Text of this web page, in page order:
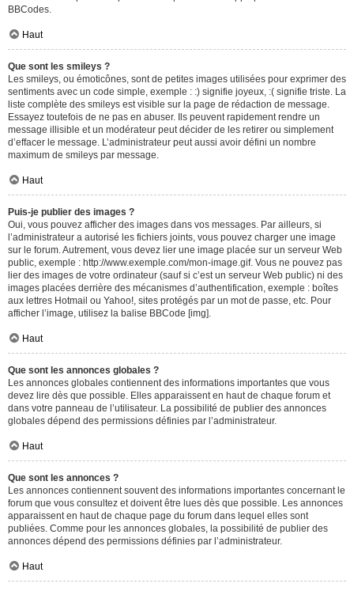
BBCodes.
Haut
Que sont les smileys ?
Les smileys, ou émoticônes, sont de petites images utilisées pour exprimer des
sentiments avec un code simple, exemple : :) signifie joyeux, :( signifie triste. La
liste complète des smileys est visible sur la page de rédaction de message.
Essayez toutefois de ne pas en abuser. Ils peuvent rapidement rendre un
message illisible et un modérateur peut décider de les retirer ou simplement
d’effacer le message. L’administrateur peut aussi avoir défini un nombre
maximum de smileys par message.
Haut
Puis-je publier des images ?
Oui, vous pouvez afficher des images dans vos messages. Par ailleurs, si
l’administrateur a autorisé les fichiers joints, vous pouvez charger une image
sur le forum. Autrement, vous devez lier une image placée sur un serveur Web
public, exemple : http://www.exemple.com/mon-image.gif. Vous ne pouvez pas
lier des images de votre ordinateur (sauf si c’est un serveur Web public) ni des
images placées derrière des mécanismes d’authentification, exemple : boîtes
aux lettres Hotmail ou Yahoo!, sites protégés par un mot de passe, etc. Pour
afficher l’image, utilisez la balise BBCode [img].
Haut
Que sont les annonces globales ?
Les annonces globales contiennent des informations importantes que vous
devez lire dès que possible. Elles apparaissent en haut de chaque forum et
dans votre panneau de l’utilisateur. La possibilité de publier des annonces
globales dépend des permissions définies par l’administrateur.
Haut
Que sont les annonces ?
Les annonces contiennent souvent des informations importantes concernant le
forum que vous consultez et doivent être lues dès que possible. Les annonces
apparaissent en haut de chaque page du forum dans lequel elles sont
publiées. Comme pour les annonces globales, la possibilité de publier des
annonces dépend des permissions définies par l’administrateur.
Haut